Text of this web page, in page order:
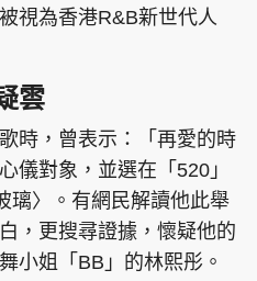
視為香港R&B新世代人
雲
時，曾表示：「再愛的時
儀對象，並選在「520」
璃〉。有網民解讀他此舉
，更搜尋證據，懷疑他的
小姐「BB」的林熙彤。